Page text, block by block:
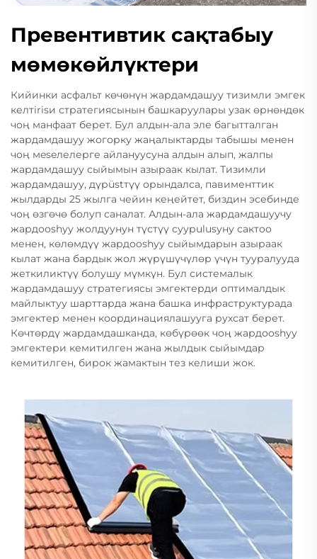
Превентивтик сақтабыу
мөмөкөйлүктери
Кийинки асфальт көчөнүн жардамдашуу тизимли эмгек
келтirisи стратегиясынын башкаруулары узак өрнөндөк
чоң манфаат берет. Бул алдын-ала эле багытталган
жардамдашуу жогорку жаңалыктарды табышы менен
чоң мeseлелерге айлануусуна алдын алып, жалпы
жардамдашуу сыйымын азыраак кылат. Тизимли
жардамдашуу, дүрüstтүү орындалса, павименттик
жылдарды 25 жылга чейин кеңейтет, биздин эсебинде
чоң өзгөчө болуп саналат. Алдын-ала жардамдашуучу
жардоoshуу жолдуунун түстүү суурulusуну сактоо
менен, көлөмдүү жардоoshуу сыйымдарын азыраак
кылат жана бардык жол жүрүшүчүлөр үчүн тууралууда
жеткиликтүү болушу мүмкүн. Бул системалык
жардамдашуу стратегиясы эмгектерди оптималдык
майлыктуу шарттарда жана башка инфраструктурада
эмгектер менен координациялашууга рухсат берет.
Көчтөрдү жардамдашканда, көбүрөөк чоң жардоoshуу
эмгектери кемитилген жана жылдык сыйымдар
кемитилген, бирок жамактын тез келиши жок.